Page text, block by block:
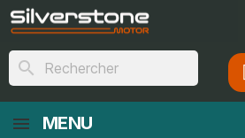
search
MENU